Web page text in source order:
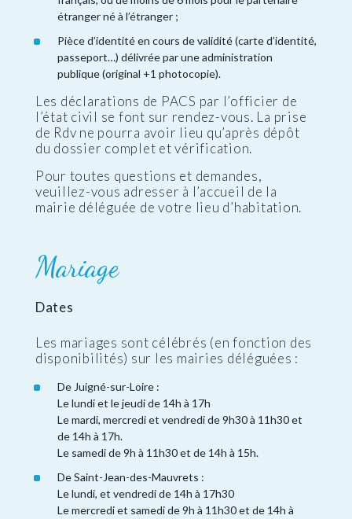
étranger né à l’étranger ;
Pièce d’identité en cours de validité (carte d’identité,
passeport…) délivrée par une administration
publique (original +1 photocopie).
Les déclarations de PACS par l’officier de
l’état civil se font sur rendez-vous. La prise
de Rdv ne pourra avoir lieu qu’après dépôt
du dossier complet et vérification.
Pour toutes questions et demandes,
veuillez-vous adresser à l’accueil de la
mairie déléguée de votre lieu d’habitation.
Mariage
Dates
Les mariages sont célébrés (en fonction des
disponibilités) sur les mairies déléguées :
De Juigné-sur-Loire :
Le lundi et le jeudi de 14h à 17h
Le mardi, mercredi et vendredi de 9h30 à 11h30 et
de 14h à 17h.
Le samedi de 9h à 11h30 et de 14h à 15h.
De Saint-Jean-des-Mauvrets :
Le lundi, et vendredi de 14h à 17h30
Le mercredi et samedi de 9h à 11h30 et de 14h à